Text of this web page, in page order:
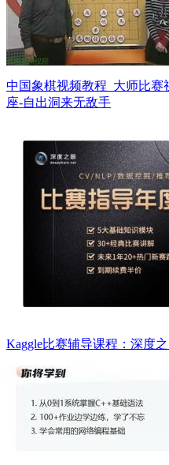
中国象棋视频教程_大师比
座-自出洞来无敌手
Kaggle比赛辅导课程：深度